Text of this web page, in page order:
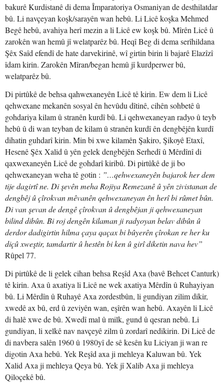
bakurê Kurdistanê di dema Împaratoriya Osmaniyan de desthilatdar
bû. Li navçeyan koşk/sarayên wan hebû. Li Licê koşka Mehmed
Begê hebû, avahiya herî mezin a li Licê ew koşk bû. Mîrên Licê û
zarokên wan hemû jî welatparêz bû. Heqî Beg di dema serîhildana
Şêx Saîd efendî de hate darvekirinê, wî girtin birin li bajarê Elazîzî
îdam kirin. Zarokên Mîran/began hemû jî kurdperwer bû,
welatparêz bû.
Di pirtûkê de behsa qahwexaneyên Licê tê kirin. Ew dem li Licê
qehwexane mekanên sosyal ên hevûdu dîtinê, cihên sohbetê û
gohdariya kilam û stranên kurdî bû. Li qehwexaneyan radyo û teyb
hebû û di wan teyban de kilam û stranên kurdî ên dengbêjên kurdî
dihatin guhdarî kirin. Min bi xwe kilamên Şakiro, Şikoyê Etaxî,
Hesenê Şêx Xalid û yên gelek dengbêjên Serhedî û Mêrdînî di
qaxwexaneyên Licê de gohdarî kiribû. Di pirtûkê de ji bo
qehwexaneyan weha tê gotin : ”…qehwexaneyên bajarok her dem
tije dagirtî ne. Di şevên meha Rojiya Remezanê û yên zivistanan de
dengbêj û çîrokvan mêvanên qehwexaneyan ên herî bi rûmet bûn.
Di van şevan de dengê çîrokvan û dengbêjan ji qehwexaneyan
bilind dibûn. Bi roj dengên kilaman ji radyoyan belav dibûn û
derdor dadigirtin hilma çaya qaçax bi bûyerên çîrokan re her ku
diçû xweştir, tamdartir û hestên bi ken û girî diketin nava hev”
Rûpel 77.
Di pirtûkê de li gelek cihan behsa Reşîd Axa (bavê Behcet Canturk)
tê kirin. Axa û axatiya li Licê ne wek axatiya Mêrdîn û Ruhayiyan
bû. Li Mêrdîn û Ruhayê Axa zordestbûn, li gundiyan zilim dikir,
xwedê ax bû, erd û zeviyên wan, eşîrên wan hebû. Axayên li Licê
di halê xwe de bû. Xwedî mal û milk, gund û qesran nebû. Li
gundiyan, li xelkê nav navçeyê zilm û zordarî nedikirin. Di Licê de
di navbera salên 1960 û 1980yî de sê kesên ku Liciyan ji wan re
digotin Axa hebû. Yek Reşîd axa ji mehleya Kaluwan bû. Yek
Xalid Axa ji mehleya Qeya bû. Yek jî Xalib Axa ji mehleya
Qiloçekê bû.